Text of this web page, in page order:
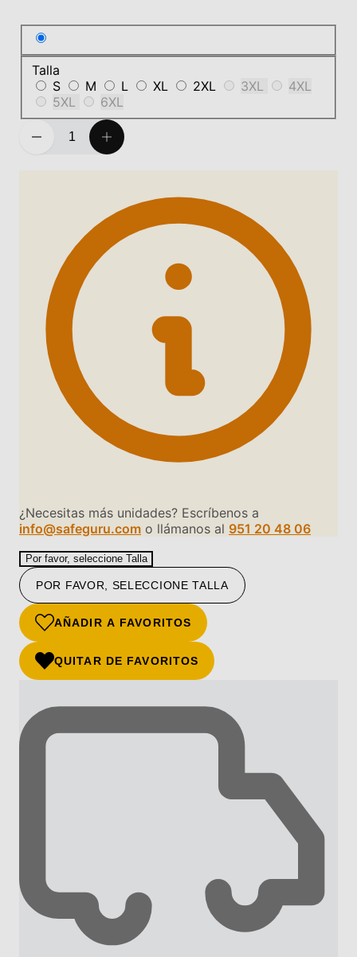
Talla
S
M L XL 2XL 3XL
4XL
5XL
6XL
¿Necesitas más unidades? Escríbenos a
info@safeguru.com o llámanos al 951 20 48 06
Por favor, seleccione Talla
POR FAVOR, SELECCIONE TALLA
AÑADIR A FAVORITOS
QUITAR DE FAVORITOS